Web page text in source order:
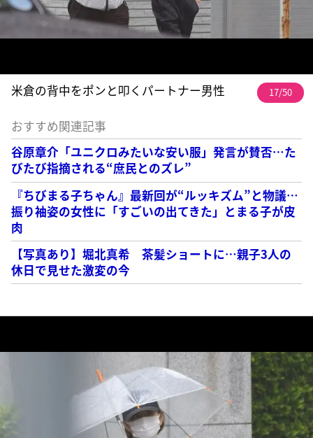
米倉の背中をポンと叩くパートナー男性 17/50
おすすめ関連記事
谷原章介「ユニクロみたいな安い服」発言が賛否…た
びたび指摘される“庶民とのズレ”
『ちびまる子ちゃん』最新回が“ルッキズム”と物議…
振り袖姿の女性に「すごいの出てきた」とまる子が皮
肉
【写真あり】堀北真希 茶髪ショートに…親子3人の
休日で見せた激変の今